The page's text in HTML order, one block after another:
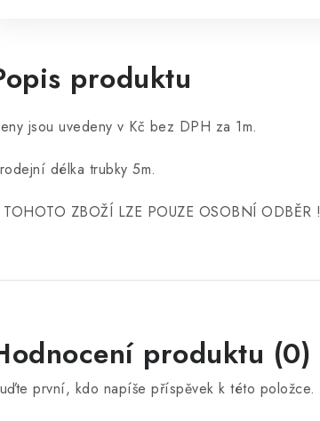
produktu
jsou uvedeny v Kč bez DPH za 1m.
délka trubky 5m.
TOHOTO ZBOŽÍ LZE POUZE OSOBNÍ
produktu (0)
první, kdo napíše příspěvek k této položce.